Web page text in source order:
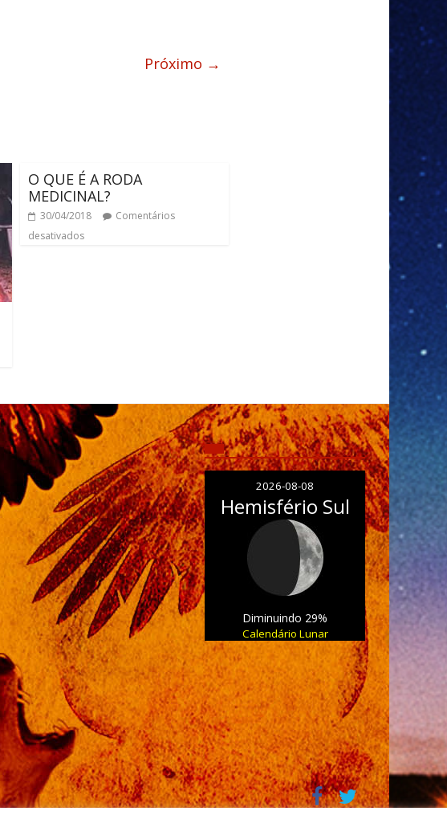
Próximo →
O QUE É A RODA
MEDICINAL?
30/04/2018
Comentários
desativados
2026-08-08
Hemisfério Sul
Diminuindo 29%
Calendário Lunar